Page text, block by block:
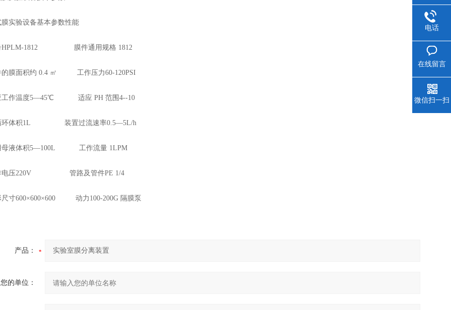
验设备基本参数性能
1812 膜件通用规格 1812
膜面积约 0.4 ㎡ 工作压力60-120PSI
作温度5—45℃ 适应 PH 范围4--10
体积1L 装置过流速率0.5—5L/h
液体积5—100L 工作流量 1LPM
压220V 管路及管件PE 1/4
600×600×600 动力100-200G 隔膜泵
产品：
您的单位：
电话
在线留言
微信扫一扫